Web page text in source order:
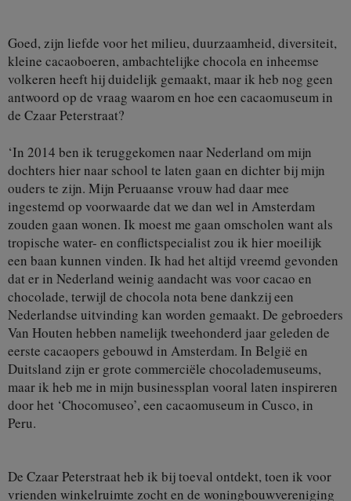
Goed, zijn liefde voor het milieu, duurzaamheid, diversiteit,
kleine cacaoboeren, ambachtelijke chocola en inheemse
volkeren heeft hij duidelijk gemaakt, maar ik heb nog geen
antwoord op de vraag waarom en hoe een cacaomuseum in
de Czaar Peterstraat?
‘In 2014 ben ik teruggekomen naar Nederland om mijn
dochters hier naar school te laten gaan en dichter bij mijn
ouders te zijn. Mijn Peruaanse vrouw had daar mee
ingestemd op voorwaarde dat we dan wel in Amsterdam
zouden gaan wonen. Ik moest me gaan omscholen want als
tropische water- en conflictspecialist zou ik hier moeilijk
een baan kunnen vinden. Ik had het altijd vreemd gevonden
dat er in Nederland weinig aandacht was voor cacao en
chocolade, terwijl de chocola nota bene dankzij een
Nederlandse uitvinding kan worden gemaakt. De gebroeders
Van Houten hebben namelijk tweehonderd jaar geleden de
eerste cacaopers gebouwd in Amsterdam. In België en
Duitsland zijn er grote commerciële chocolademuseums,
maar ik heb me in mijn businessplan vooral laten inspireren
door het ‘Chocomuseo’, een cacaomuseum in Cusco, in
Peru.
De Czaar Peterstraat heb ik bij toeval ontdekt, toen ik voor
vrienden winkelruimte zocht en de woningbouwvereniging